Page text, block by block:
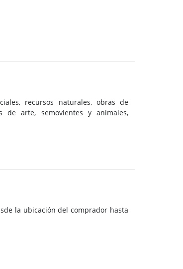
recursos naturales, obras de
de arte, semovientes y animales,
la ubicación del comprador hasta